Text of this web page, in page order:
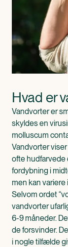
Hvad er
Vandvorter er
skyldes en
molluscum
Vandvorter
ofte hudfarvede
fordybning i
men kan variere
Selvom ordet
vandvorter
6-9 måneder.
de forsvinder.
i nogle tilfælde